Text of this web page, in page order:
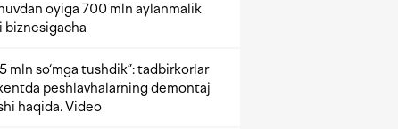
oyiga 700 mln aylanmalik
biznesigacha
mln so‘mga tushdik”: tadbirkorlar
peshlavhalarning demontaj
haqida. Video